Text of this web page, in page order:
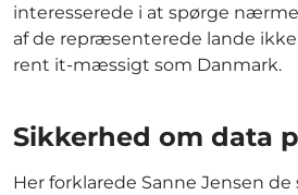
interesserede i at spørge
af de repræsenterede lande
rent it-mæssigt som Danmark.
Sikkerhed om data
Her forklarede Sanne Jensen